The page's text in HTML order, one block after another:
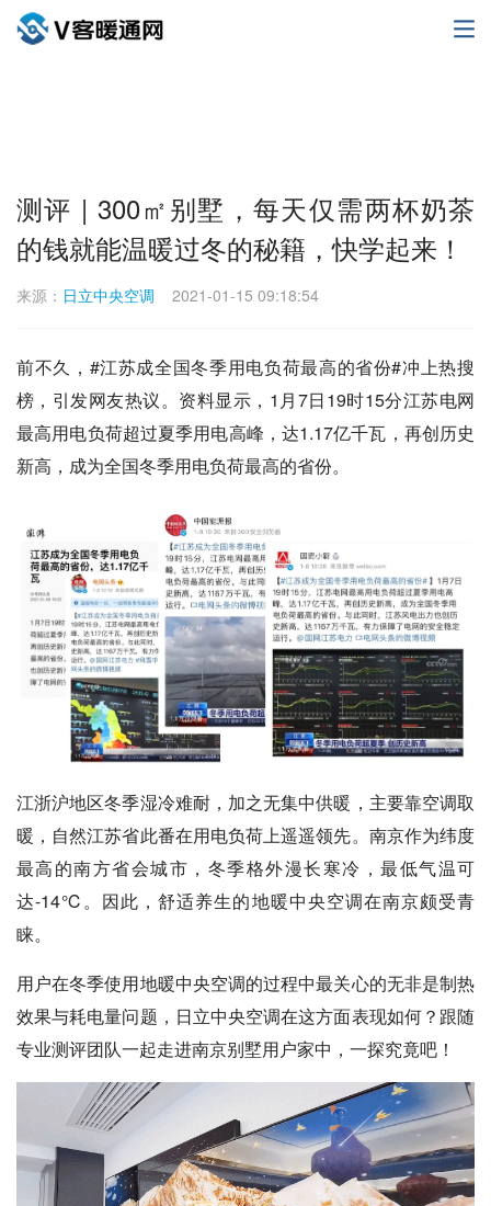
测评 | 300㎡别墅，每天仅需两杯奶茶
的钱就能温暖过冬的秘籍，快学起来！
来源： 日立中央空调 2021-01-15 09:18:54
前不久，#江苏成全国冬季用电负荷最高的省份#冲上热搜
榜，引发网友热议。资料显示，1月7日19时15分江苏电网
最高用电负荷超过夏季用电高峰，达1.17亿千瓦，再创历史
新高，成为全国冬季用电负荷最高的省份。
江浙沪地区冬季湿冷难耐，加之无集中供暖，主要靠空调取
暖，自然江苏省此番在用电负荷上遥遥领先。南京作为纬度
最高的南方省会城市，冬季格外漫长寒冷，最低气温可
达-14℃。因此，舒适养生的地暖中央空调在南京颇受青
睐。
用户在冬季使用地暖中央空调的过程中最关心的无非是制热
效果与耗电量问题，日立中央空调在这方面表现如何？跟随
专业测评团队一起走进南京别墅用户家中，一探究竟吧！